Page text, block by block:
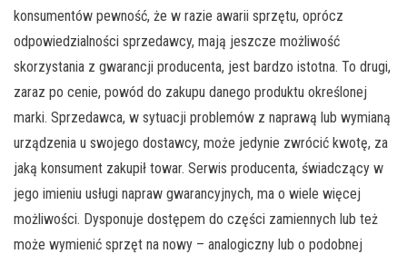
konsumentów pewność, że w razie awarii sprzętu, oprócz
odpowiedzialności sprzedawcy, mają jeszcze możliwość
skorzystania z gwarancji producenta, jest bardzo istotna. To drugi,
zaraz po cenie, powód do zakupu danego produktu określonej
marki. Sprzedawca, w sytuacji problemów z naprawą lub wymianą
urządzenia u swojego dostawcy, może jedynie zwrócić kwotę, za
jaką konsument zakupił towar. Serwis producenta, świadczący w
jego imieniu usługi napraw gwarancyjnych, ma o wiele więcej
możliwości. Dysponuje dostępem do części zamiennych lub też
może wymienić sprzęt na nowy – analogiczny lub o podobnej